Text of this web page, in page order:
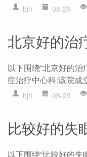
bjh 08-29
北京好的治
以下围绕“北京好的
症治疗中心科:该院成
bjh 08-29
比较好的失
以下围绕“比较好的